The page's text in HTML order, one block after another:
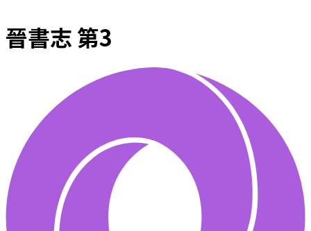
晉書志 第3